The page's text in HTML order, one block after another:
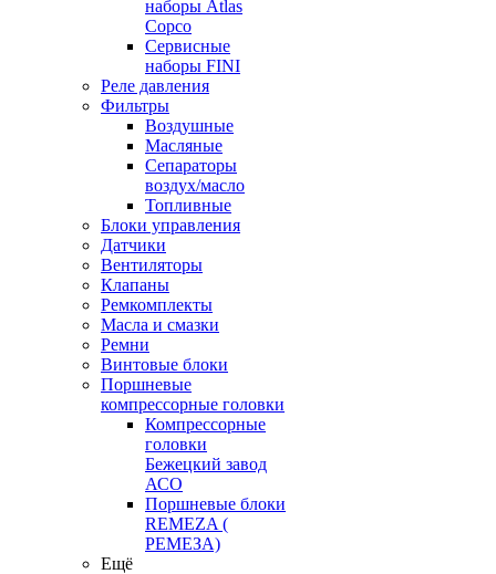
наборы Atlas
Copco
Сервисные
наборы FINI
Реле давления
Фильтры
Воздушные
Масляные
Сепараторы
воздух/масло
Топливные
Блоки управления
Датчики
Вентиляторы
Клапаны
Ремкомплекты
Масла и смазки
Ремни
Винтовые блоки
Поршневые
компрессорные головки
Компрессорные
головки
Бежецкий завод
АСО
Поршневые блоки
REMEZA (
РЕМЕЗА)
Ещё